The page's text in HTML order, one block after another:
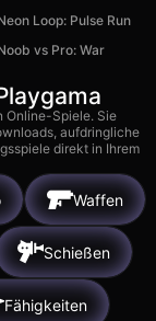
Loop: Pulse Run
vs Pro: War
Online-Spiele. Sie
aufdringliche
direkt in Ihrem
Waffen
Schießen
Fähigkeiten